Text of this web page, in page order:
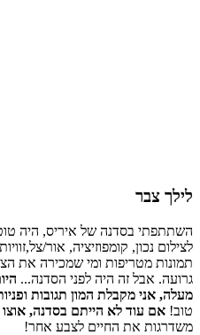
לילך צבר
השתתפתי בסדנה של איריס, היה
לצילום נכון, קומפוזיציה, אור/
תמונות מטריפות ומי שמכירה את
גרועה. אבל זה היה לפני הסדנה...
מעלה, אני מקבלת המון תגובות
טוב! אם עוד לא הייתם בסדנה,
משדרגות את החיים לצבע אחר!